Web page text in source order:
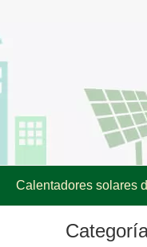
Calentadores solares